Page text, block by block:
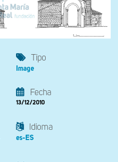
Tipo
Image
Fecha
13/12/2010
Idioma
es-ES